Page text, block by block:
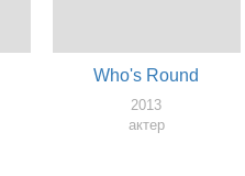
Who's Round
2013
актер